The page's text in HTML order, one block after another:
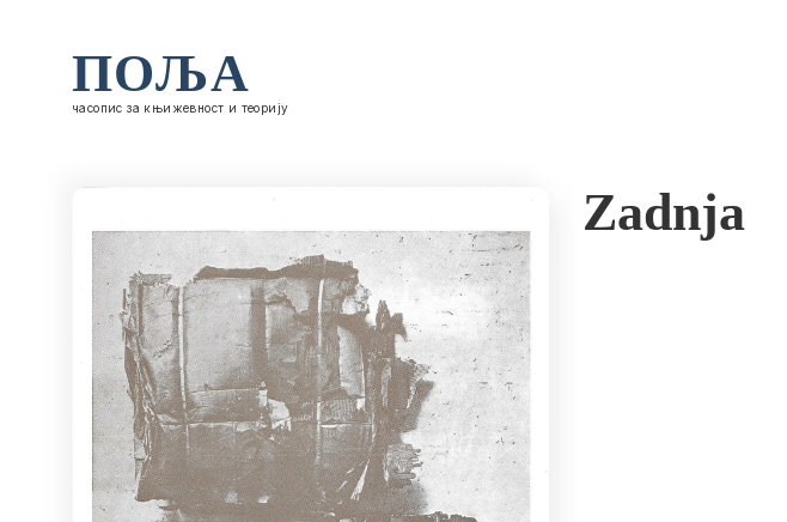
ПОЉА
часопис за књижевност и теорију
Zadnja